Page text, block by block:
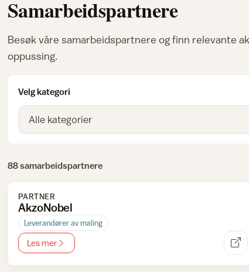
Samarbeidspartnere
Besøk våre samarbeidspartnere og finn relevante
oppussing.
Velg kategori
88 samarbeidspartnere
PARTNER
AkzoNobel
Leverandører av maling
Les mer